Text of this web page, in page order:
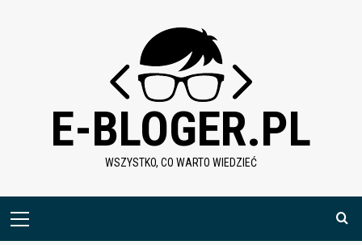
E-BLOGER.PL
WSZYSTKO, CO WARTO WIEDZIEĆ
Menu